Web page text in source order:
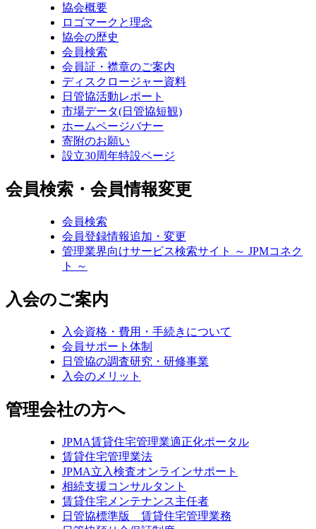
協会概要
ロゴマークと理念
協会の歴史
会員検索
会員証・襟章のご案内
ディスクロージャー資料
日管協活動レポート
市場データ(日管協短観)
ホームページバナー
寄附のお願い
設立30周年特設ページ
会員検索・会員情報変更
会員検索
会員登録情報追加・変更
管理業界向けサービス検索サイト ～ JPMコネク
ト ～
入会のご案内
入会資格・費用・手続きについて
会員サポート体制
日管協の調査研究・研修事業
入会のメリット
管理会社の方へ
JPMA賃貸住宅管理業適正化ポータル
賃貸住宅管理業法
JPMA立入検査オンラインサポート
相続支援コンサルタント
賃貸住宅メンテナンス主任者
日管協標準版 賃貸住宅管理業務